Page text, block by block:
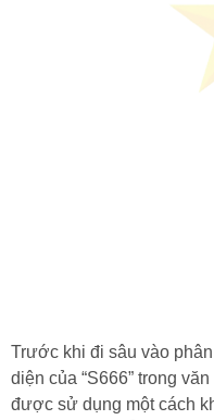
Trước khi đi sâu vào
diện của “S666” trong
được sử dụng một cách